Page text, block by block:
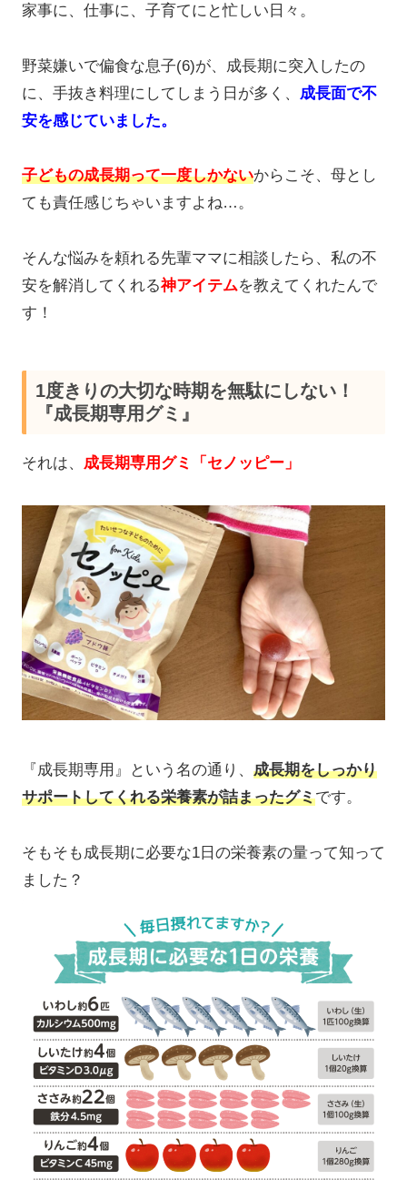
家事に、仕事に、子育てにと忙しい日々。
野菜嫌いで偏食な息子(6)が、成長期に突入したの
に、手抜き料理にしてしまう日が多く、 成長面で不
安を感じていました。
子どもの成長期って一度しかないからこそ、母とし
ても責任感じちゃいますよね…。
そんな悩みを頼れる先輩ママに相談したら、私の不
安を解消してくれる神アイテムを教えてくれたんで
す！
1度きりの大切な時期を無駄にしない！
『成長期専用グミ』
それは、 成長期専用グミ「セノッピー」
『成長期専用』という名の通り、 成長期をしっかり
サポートしてくれる栄養素が詰まったグミです。
そもそも成長期に必要な1日の栄養素の量って知って
ました？